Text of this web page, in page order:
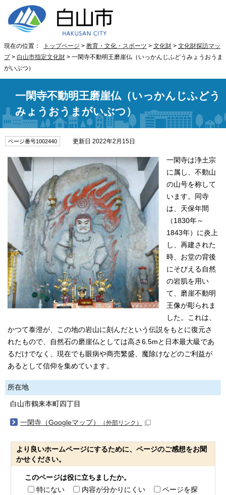
現在の位置： トップページ > 教育・文化・スポーツ > 文化財 > 文化財探訪マッ
プ> 白山市指定文化財 > 一閑寺不動明王磨崖仏（いっかんじふどうみょうおうま
がいぶつ）
一閑寺不動明王磨崖仏（いっかんじふどう
みょうおうまがいぶつ）
ページ番号1002440 更新日 2022年2月15日
一閑寺は浄土宗
に属し、不動山
の山号を称して
います。同寺
は、天保年間
（1830年～
1843年）に炎上
し、再建された
時、お堂の背後
にそびえる自然
の岩肌を用い
て、磨崖不動明
王像が彫られま
した。これは、
かつて泰澄が、この地の岩山に刻んだという伝説をもとに復元さ
れたもので、自然石の磨崖仏としては高さ6.5mと日本最大級であ
るだけでなく、現在でも眼病や商売繁盛、魔除けなどのご利益が
あるとして信仰を集めています。
所在地
白山市鶴来本町四丁目
一閑寺（Googleマップ） （外部リンク）
より良いホームページにするために、ページのご感想をお聞
かせください。
このページは役に立ちましたか。
特にない
内容が分かりにくい
ページを探